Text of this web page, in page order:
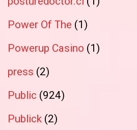
Power Of The (1)
Powerup Casino (1)
press (2)
Public (924)
Publick (2)